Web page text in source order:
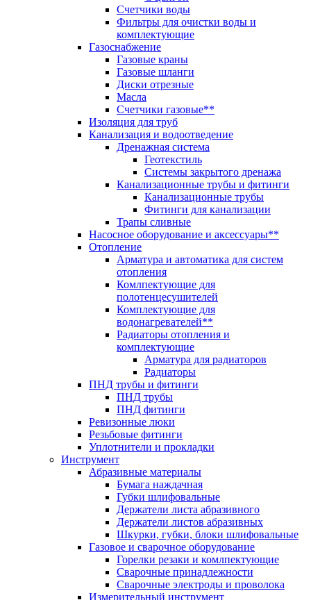
Счетчики воды
Фильтры для очистки воды и
комплектующие
Газоснабжение
Газовые краны
Газовые шланги
Диски отрезные
Масла
Счетчики газовые**
Изоляция для труб
Канализация и водоотведение
Дренажная система
Геотекстиль
Системы закрытого дренажа
Канализационные трубы и фитинги
Канализационные трубы
Фитинги для канализации
Трапы сливные
Насосное оборудование и аксессуары**
Отопление
Арматура и автоматика для систем
отопления
Комлпектующие для
полотенцесушителей
Комплектующие для
водонагревателей**
Радиаторы отопления и
комплектующие
Арматура для радиаторов
Радиаторы
ПНД трубы и фитинги
ПНД трубы
ПНД фитинги
Ревизонные люки
Резьбовые фитинги
Уплотнители и прокладки
Инструмент
Абразивные материалы
Бумага наждачная
Губки шлифовальные
Держатели листа абразивного
Держатели листов абразивных
Шкурки, губки, блоки шлифовальные
Газовое и сварочное оборудование
Горелки резаки и комлпектующие
Сварочные принадлежности
Сварочные электроды и проволока
Измерительный инструмент